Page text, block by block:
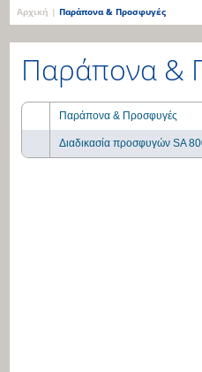
Αρχική |Παράπονα & Προσφυγές
Παράπονα &
Παράπονα & Προσφυγές
Διαδικασία προσφυγών SA